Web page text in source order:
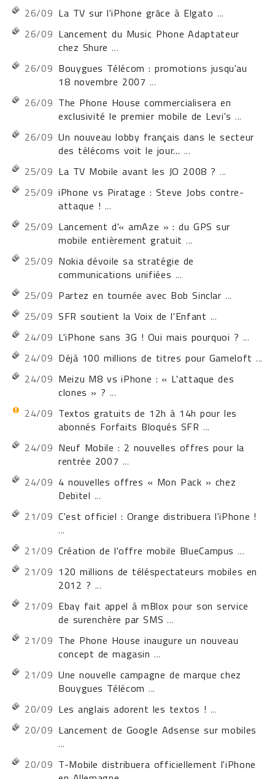
26/09 La TV sur l'iPhone grâce à Elgato ...
26/09 Lancement du Music Phone Adaptateur
chez Shure ...
26/09 Bouygues Télécom : promotions jusqu'au
18 novembre 2007 ...
26/09 The Phone House commercialisera en
exclusivité le premier mobile de Levi's ...
26/09 Un nouveau lobby français dans le secteur
des télécoms voit le jour... ...
25/09 La TV Mobile avant les JO 2008 ? ...
25/09 iPhone vs Piratage : Steve Jobs contre-
attaque ! ...
25/09 Lancement d'« amAze » : du GPS sur
mobile entièrement gratuit ...
25/09 Nokia dévoile sa stratégie de
communications unifiées ...
25/09 Partez en tournée avec Bob Sinclar ...
25/09 SFR soutient la Voix de l'Enfant ...
24/09 L'iPhone sans 3G ! Oui mais pourquoi ? ...
24/09 Déjà 100 millions de titres pour Gameloft ...
24/09 Meizu M8 vs iPhone : « L'attaque des
clones » ? ...
24/09 Textos gratuits de 12h à 14h pour les
abonnés Forfaits Bloqués SFR ...
24/09 Neuf Mobile : 2 nouvelles offres pour la
rentrée 2007 ...
24/09 4 nouvelles offres « Mon Pack » chez
Debitel ...
21/09 C'est officiel : Orange distribuera l'iPhone !
...
21/09 Création de l'offre mobile BlueCampus ...
21/09 120 millions de téléspectateurs mobiles en
2012 ? ...
21/09 Ebay fait appel à mBlox pour son service
de surenchère par SMS ...
21/09 The Phone House inaugure un nouveau
concept de magasin ...
21/09 Une nouvelle campagne de marque chez
Bouygues Télécom ...
20/09 Les anglais adorent les textos ! ...
20/09 Lancement de Google Adsense sur mobiles
...
20/09 T-Mobile distribuera officiellement l'iPhone